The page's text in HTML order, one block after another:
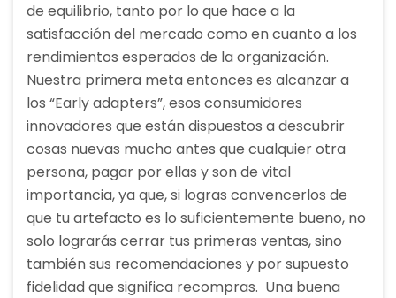
de equilibrio, tanto por lo que hace a la
satisfacción del mercado como en cuanto a los
rendimientos esperados de la organización.
Nuestra primera meta entonces es alcanzar a
los “Early adapters”, esos consumidores
innovadores que están dispuestos a descubrir
cosas nuevas mucho antes que cualquier otra
persona, pagar por ellas y son de vital
importancia, ya que, si logras convencerlos de
que tu artefacto es lo suficientemente bueno, no
solo lograrás cerrar tus primeras ventas, sino
también sus recomendaciones y por supuesto
fidelidad que significa recompras. Una buena